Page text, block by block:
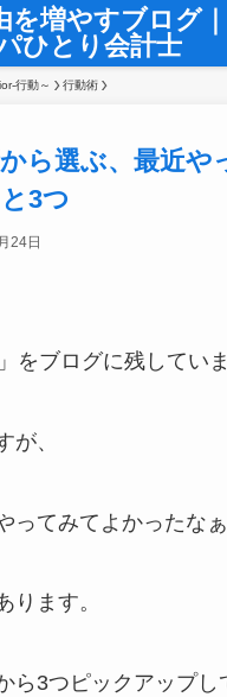
を増やすブログ
ひとり会計士
行動～ 行動術
ら選ぶ、最近や
3つ
24日
をブログに残していま
が、
ってみてよかったなぁ
ります。
ら3つピックアップし